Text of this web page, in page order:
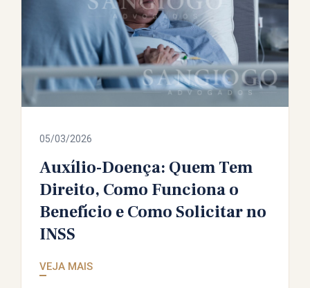
05/03/2026
Auxílio-Doença: Quem Tem
Direito, Como Funciona o
Benefício e Como Solicitar no
INSS
VEJA MAIS